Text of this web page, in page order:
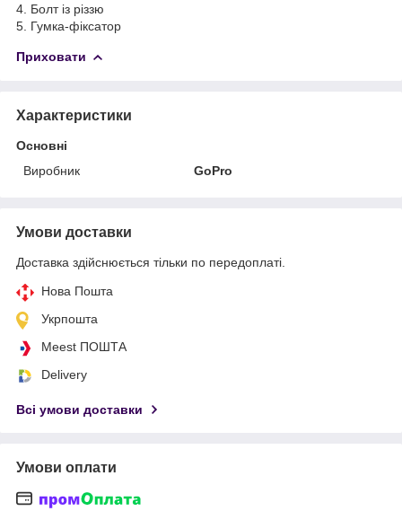
4. Болт із різзю
5. Гумка-фіксатор
Приховати
Характеристики
Основні
Виробник
GoPro
Умови доставки
Доставка здійснюється тільки по передоплаті.
Нова Пошта
Укрпошта
Meest ПОШТА
Delivery
Всі умови доставки
Умови оплати